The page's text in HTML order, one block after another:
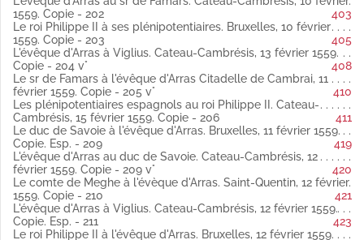
l'évêque d'Arras. Groenendale, 8 déeembre 1558 espagnol
Copie
(Publié par Weiss).
Fol. 150 Le connétable de Montmorency à l'évêque d'Arras.
Lille, 14 décembre 1558 espagnol
Copie.
Ibid.L'évêque d'Arras au roi Philippe II. Cercamp, 13 novembre
1558.
Copie.
Fol. 151 et 151 vo Le connétable de Montmorency à l'évêque
d'Arras. Paris, 29 décembre 1558 et 2 janvier 1559 latin
Copies.
Fol. 152 Le roi Philippe II au sr de Famars, lieutenant de la
citadelle de Cambrai. Bruxelles, 6 janvier 1559 latin
Copie.
Fol. 152 bis Le sr d'Helfaut au roi Philippe II. Cateau-Cambrésis,
12 janvier 1559 latin
(Publié par Weiss).
1559. Copie - 202
403
Le roi Philippe II à ses plénipotentiaires. Bruxelles, 10 février
1559. Copie - 203
405
L'évêque d'Arras à Viglius. Cateau-Cambrésis, 13 février 1559.
Copie - 204 v°
408
Le sr de Famars à l'évêque d'Arras Citadelle de Cambrai, 11
février 1559. Copie - 205 v°
410
Les plénipotentiaires espagnols au roi Philippe II. Cateau-
Cambrésis, 15 février 1559. Copie - 206
411
Le duc de Savoie à l'évêque d'Arras. Bruxelles, 11 février 1559.
Copie. Esp. - 209
419
L'évêque d'Arras au duc de Savoie. Cateau-Cambrésis, 12
février 1559. Copie - 209 v°
420
Le comte de Meghe à l'évèque d'Arras. Saint-Quentin, 12 février
1559. Copie - 210
421
L'évêque d'Arras à Viglius. Cateau-Cambrésis, 12 février 1559.
Copie. Esp. - 211
423
Le roi Philippe II à l'évêque d'Arras. Bruxelles, 12 février 1559.